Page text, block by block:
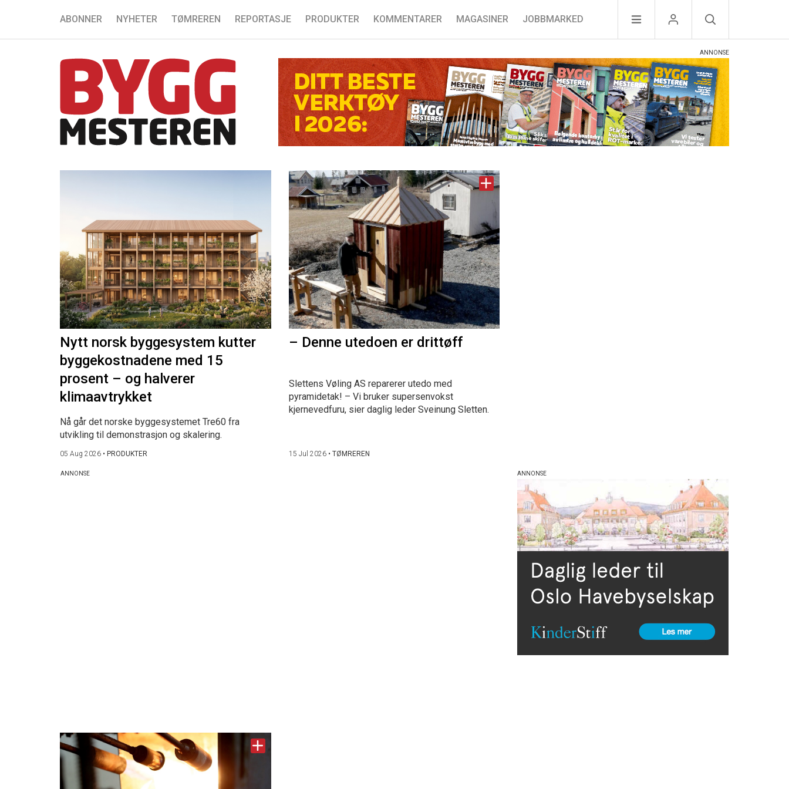
ABONNER NYHETER TØMREREN REPORTASJE PRODUKTER KOMMENTARER MAGASINER JOBBMARKED
Nytt norsk byggesystem kutter
byggekostnadene med 15
prosent – og halverer
klimaavtrykket
Nå går det norske byggesystemet Tre60 fra
utvikling til demonstrasjon og skalering.
05 Aug 2026 • PRODUKTER
– Denne utedoen er drittøff
Slettens Vøling AS reparerer utedo med
pyramidetak! – Vi bruker supersenvokst
kjernevedfuru, sier daglig leder Sveinung Sletten.
15 Jul 2026• TØMREREN